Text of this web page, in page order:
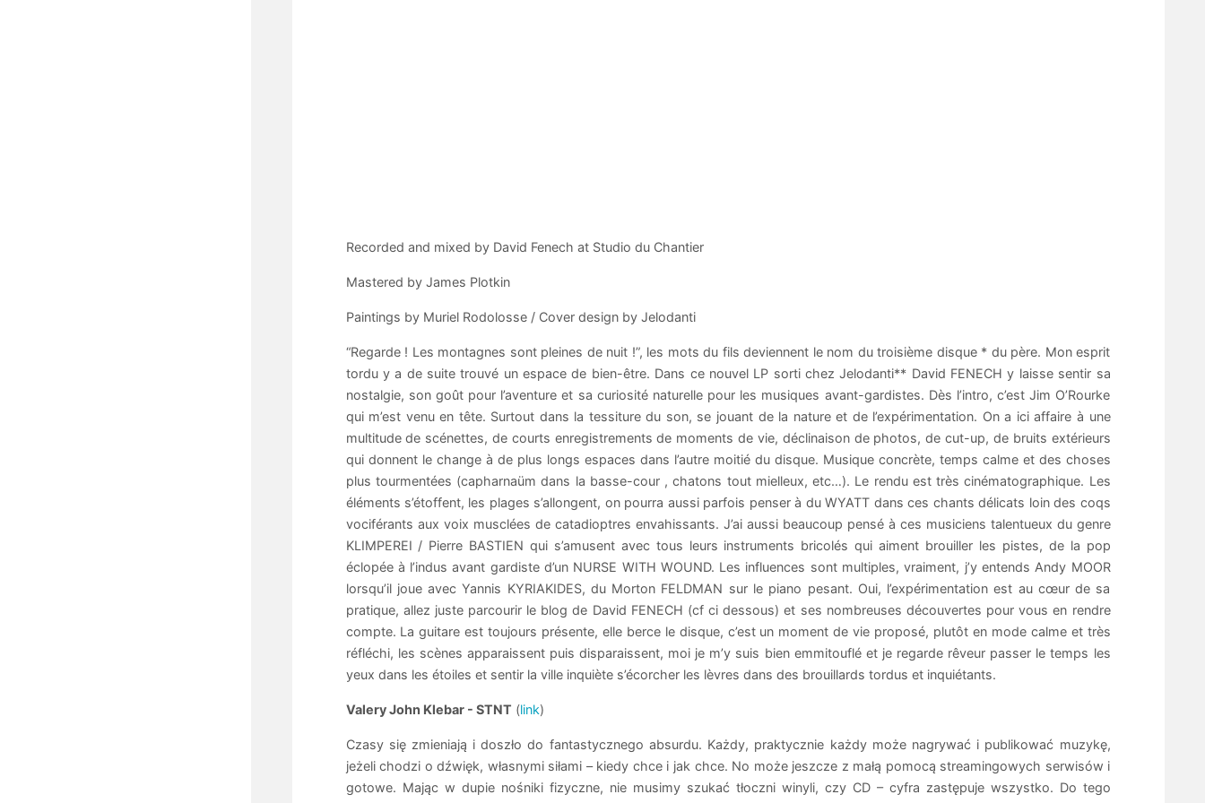
Recorded and mixed by David Fenech at Studio du Chantier
Mastered by James Plotkin
Paintings by Muriel Rodolosse / Cover design by Jelodanti
“Regarde ! Les montagnes sont pleines de nuit !”, les mots du fils deviennent le nom du troisième disque * du père. Mon esprit
tordu y a de suite trouvé un espace de bien-être. Dans ce nouvel LP sorti chez Jelodanti** David FENECH y laisse sentir sa
nostalgie, son goût pour l’aventure et sa curiosité naturelle pour les musiques avant-gardistes. Dès l’intro, c’est Jim O’Rourke
qui m’est venu en tête. Surtout dans la tessiture du son, se jouant de la nature et de l’expérimentation. On a ici affaire à une
multitude de scénettes, de courts enregistrements de moments de vie, déclinaison de photos, de cut-up, de bruits extérieurs
qui donnent le change à de plus longs espaces dans l’autre moitié du disque. Musique concrète, temps calme et des choses
plus tourmentées (capharnaüm dans la basse-cour , chatons tout mielleux, etc…). Le rendu est très cinématographique. Les
éléments s’étoffent, les plages s’allongent, on pourra aussi parfois penser à du WYATT dans ces chants délicats loin des coqs
vociférants aux voix musclées de catadioptres envahissants. J’ai aussi beaucoup pensé à ces musiciens talentueux du genre
KLIMPEREI / Pierre BASTIEN qui s’amusent avec tous leurs instruments bricolés qui aiment brouiller les pistes, de la pop
éclopée à l’indus avant gardiste d’un NURSE WITH WOUND. Les influences sont multiples, vraiment, j’y entends Andy MOOR
lorsqu’il joue avec Yannis KYRIAKIDES, du Morton FELDMAN sur le piano pesant. Oui, l’expérimentation est au cœur de sa
pratique, allez juste parcourir le blog de David FENECH (cf ci dessous) et ses nombreuses découvertes pour vous en rendre
compte. La guitare est toujours présente, elle berce le disque, c’est un moment de vie proposé, plutôt en mode calme et très
réfléchi, les scènes apparaissent puis disparaissent, moi je m’y suis bien emmitouflé et je regarde rêveur passer le temps les
yeux dans les étoiles et sentir la ville inquiète s’écorcher les lèvres dans des brouillards tordus et inquiétants.
Valery John Klebar - STNT (link)
Czasy się zmieniają i doszło do fantastycznego absurdu. Każdy, praktycznie każdy może nagrywać i publikować muzykę,
jeżeli chodzi o dźwięk, własnymi siłami – kiedy chce i jak chce. No może jeszcze z małą pomocą streamingowych serwisów i
gotowe. Mając w dupie nośniki fizyczne, nie musimy szukać tłoczni winyli, czy CD – cyfra zastępuje wszystko. Do tego